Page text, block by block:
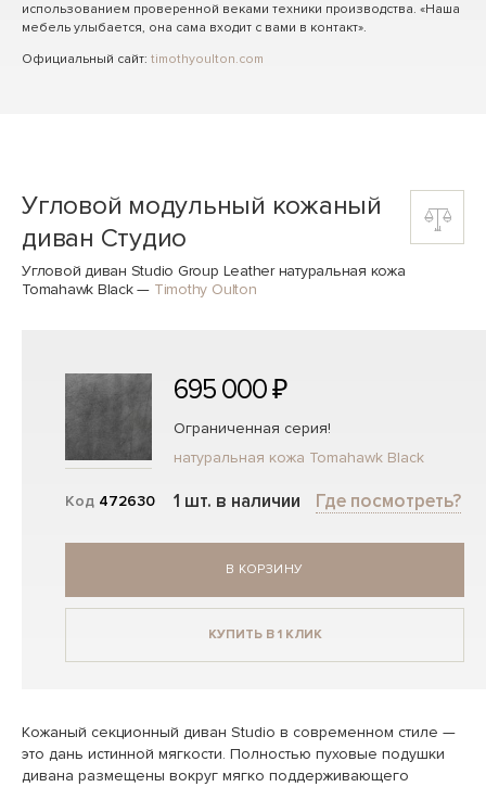
использованием проверенной веками техники производства. «Наша
мебель улыбается, она сама входит с вами в контакт».
Официальный сайт: timothyoulton.com
Угловой модульный кожаный
диван Студио
Угловой диван Studio Group Leather натуральная кожа
Tomahawk Black— Timothy Oulton
Код 472630
695 000 ₽
Ограниченная серия!
натуральная кожа Tomahawk Black
1 шт. в наличии Где посмотреть?
В КОРЗИНУ
КУПИТЬ В 1 КЛИК
Кожаный секционный диван Studio в современном стиле —
это дань истинной мягкости. Полностью пуховые подушки
дивана размещены вокруг мягко поддерживающего